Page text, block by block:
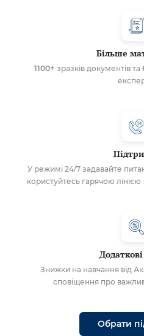
Більше
1100+ зразків документів та
У режимі 24/7 задавайте
користуйтесь гарячою лінією
Знижки на навчання від
сповіщення про
Обрати